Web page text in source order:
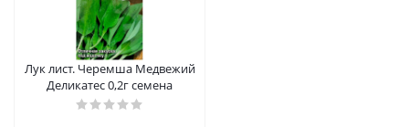
Лук лист. Черемша Медвежий
Деликатес 0,2г семена